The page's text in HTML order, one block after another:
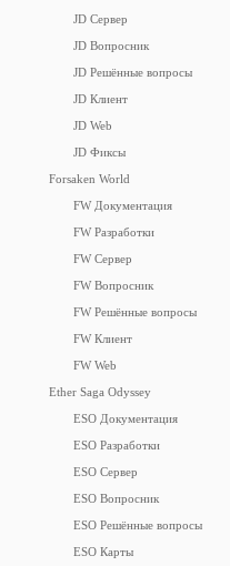
JD Сервер
JD Вопросник
JD Решённые вопросы
JD Клиент
JD Web
JD Фиксы
Forsaken World
FW Документация
FW Разработки
FW Сервер
FW Вопросник
FW Решённые вопросы
FW Клиент
FW Web
Ether Saga Odyssey
ESO Документация
ESO Разработки
ESO Сервер
ESO Вопросник
ESO Решённые вопросы
ESO Карты